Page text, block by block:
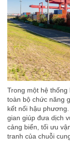
Trong một hệ thống
toàn bộ chức năng
kết nối hậu
gian giúp đưa dịch
cảng biển, tối ưu
tranh của chuỗi